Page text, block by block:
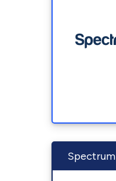
Spectrum